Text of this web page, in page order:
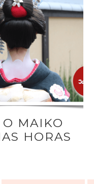
MAIKO
HORAS